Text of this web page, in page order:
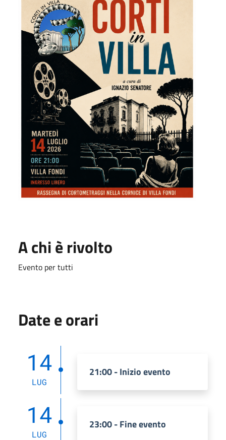
A chi è rivolto
Evento per tutti
Date e orari
14
LUG
21:00 - Inizio evento
14
LUG
23:00 - Fine evento